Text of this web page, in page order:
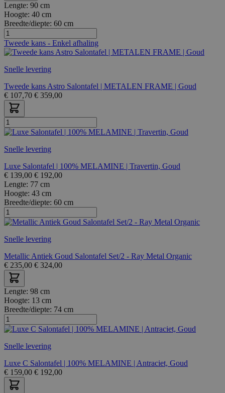
Lengte: 90 cm
Hoogte: 40 cm
Breedte/diepte: 60 cm
Tweede kans - Enkel afhaling
Snelle levering
Tweede kans Astro Salontafel | METALEN FRAME | Goud
€ 107,70 € 359,00
Snelle levering
Luxe Salontafel | 100% MELAMINE | Travertin, Goud
€ 139,00 € 192,00
Lengte: 77 cm
Hoogte: 43 cm
Breedte/diepte: 60 cm
Snelle levering
Metallic Antiek Goud Salontafel Set/2 - Ray Metal Organic
€ 235,00 € 324,00
Lengte: 98 cm
Hoogte: 13 cm
Breedte/diepte: 74 cm
Snelle levering
Luxe C Salontafel | 100% MELAMINE | Antraciet, Goud
€ 159,00 € 192,00